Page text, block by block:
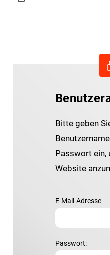
Bitte geben
Passwort ein,
Website
E-Mail-Adresse
Passwort: